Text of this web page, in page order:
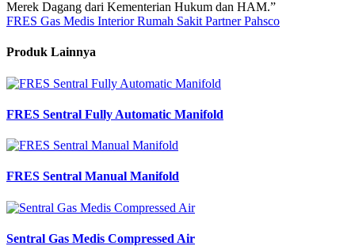
Merek Dagang dari Kementerian Hukum dan HAM.”
FRES Gas Medis Interior Rumah Sakit Partner Pahsco
Produk Lainnya
FRES Sentral Fully Automatic Manifold
FRES Sentral Manual Manifold
Sentral Gas Medis Compressed Air